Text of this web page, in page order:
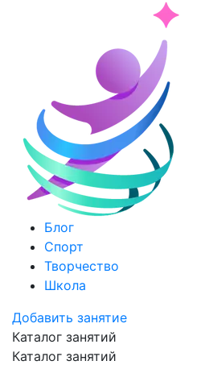
Блог
Спорт
Творчество
Школа
Добавить занятие
Каталог занятий
Каталог занятий